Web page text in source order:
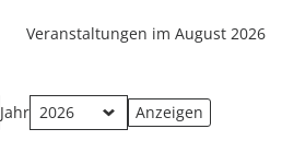
Veranstaltungen im August 2026
Jahr